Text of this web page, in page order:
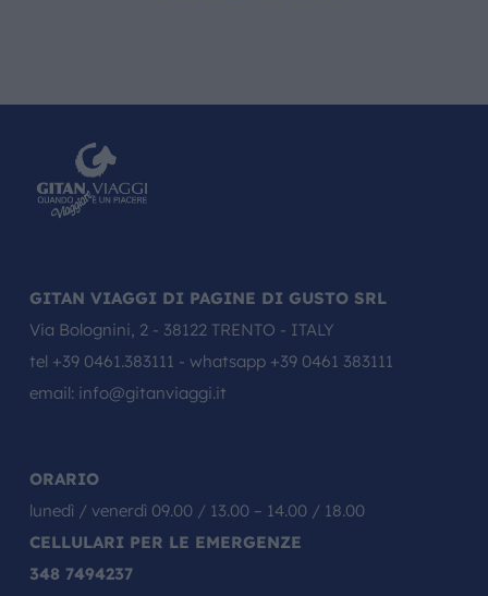
GITAN VIAGGI DI PAGINE DI GUSTO SRL
Via Bolognini, 2 - 38122 TRENTO - ITALY
tel +39 0461.383111 - whatsapp +39 0461 383111
email: info@gitanviaggi.it
ORARIO
lunedì / venerdì 09.00 / 13.00 – 14.00 / 18.00
CELLULARI PER LE EMERGENZE
348 7494237